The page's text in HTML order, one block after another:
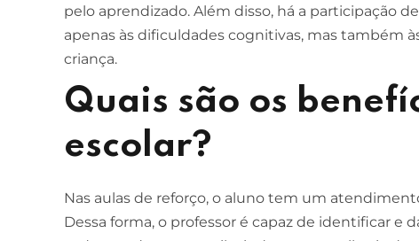
pelo aprendizado. Além disso, há a participação
apenas às dificuldades cognitivas, mas também
criança.
Quais são os
escolar?
Nas aulas de reforço, o aluno tem um
Dessa forma, o professor é capaz de identificar e